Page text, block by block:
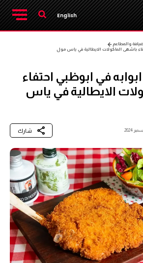
English
والمطاعم
باشهى الماكولات الايطالية في ياس مول
ابوابه في ابوظبي احتفاء
الايطالية في ياس
شارك